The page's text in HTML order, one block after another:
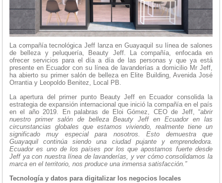
La compañía tecnológica Jeff lanza en Guayaquil su línea de salones
de belleza y peluquería, Beauty Jeff. La compañía, enfocada en
ofrecer servicios para el día a día de las personas y que ya está
presente en Ecuador con su línea de lavanderías a domicilio Mr Jeff,
ha abierto su primer salón de belleza en Elite Building, Avenida José
Orrantia y Leopoldo Benitez, Local PB.
La apertura del primer punto Beauty Jeff en Ecuador consolida la
estrategia de expansión internacional que inició la compañía en el país
en el año 2019. En palabras de Eloi Gómez, CEO de Jeff, “abrir
nuestro primer salón de belleza Beauty Jeff en Ecuador en las
circunstancias globales que estamos viviendo, realmente tiene un
significado muy especial para nosotros. Esto demuestra que
Guayaquil continúa siendo una ciudad pujante y emprendedora.
Ecuador es uno de los países por los que apostamos fuerte desde
Jeff ya con nuestra línea de lavanderías, y ver cómo consolidamos la
marca en el territorio, nos produce una inmensa satisfacción.”
Tecnología y datos para digitalizar los negocios locales